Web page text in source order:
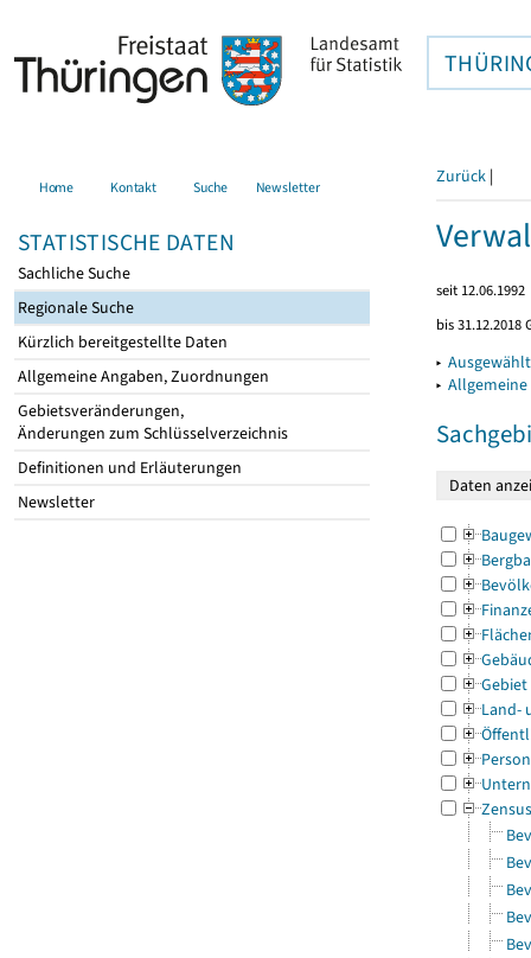
Home Kontakt Suche Newsletter
STATISTISCHE DATEN
Sachliche Suche
Regionale Suche
Kürzlich bereitgestellte Daten
Allgemeine Angaben, Zuordnungen
Gebietsveränderungen,
Änderungen zum Schlüsselverzeichnis
Definitionen und Erläuterungen
Newsletter
Zurück |
seit 12.06.1992
bis 31.12.2018
▸
▸
Gebiet
Land-
Zensus